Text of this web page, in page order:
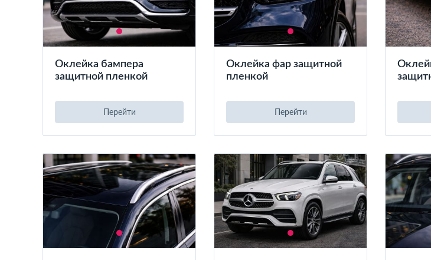
Оклейка бампера
защитной пленкой
Перейти
Оклейка фар защитной
пленкой
Перейти